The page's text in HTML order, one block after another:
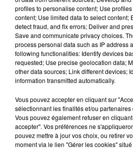
23 juin 2026
Les Sunset Live des
La programmation des Sunset Live
profiles to personalise content; Use
content; Use limited data to select content;
detect fraud, and fix errors; Deliver and
Save and communicate privacy choices.
process personal data such as IP address
following functionalities: Identify devices
requested; Use precise geolocation data;
other data sources; Link different devices;
information transmitted automatically.
Vous pouvez accepter en cliquant sur
sélectionnant les finalités et/ou partenaires
Vous pouvez également refuser en
accepter". Vos préférences ne
pouvez mettre à jour vos choix, ou retirer
moment via le lien "Gérer les cookies"